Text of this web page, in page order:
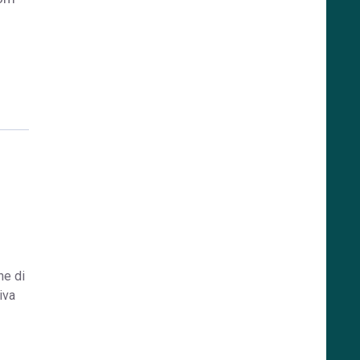
di